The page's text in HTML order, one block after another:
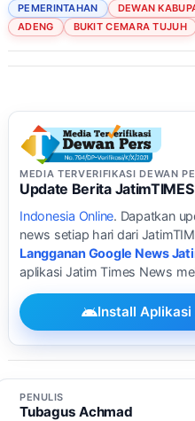
PEMERINTAHAN DEWAN
ADENG
BUKIT CEMARA TUJUH
MEDIA TERVERIFIKASI DEWAN
Update Berita
Indonesia Online. Dapatkan
news setiap hari dari
Langganan Google News
aplikasi Jatim Times News
Install
PENULIS
Tubagus Achmad